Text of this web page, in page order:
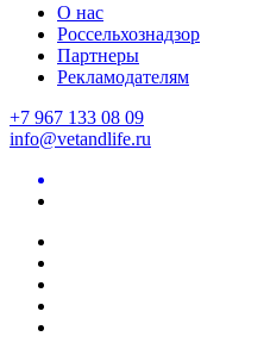
О нас
Россельхознадзор
Партнеры
Рекламодателям
+7 967 133 08 09
info@vetandlife.ru